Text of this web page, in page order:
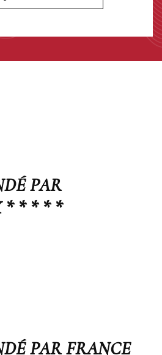
PAR
* * * * *
PAR FRANCE